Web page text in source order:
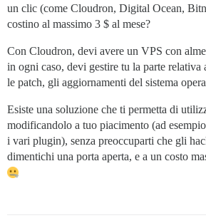
un clic (come Cloudron, Digital Ocean,
costino al massimo 3 $ al mese?
Con Cloudron, devi avere un VPS con
in ogni caso, devi gestire tu la parte relativa
le patch, gli aggiornamenti del sistema
Esiste una soluzione che ti permetta di
modificandolo a tuo piacimento (ad
i vari plugin), senza preoccuparti che gli
dimentichi una porta aperta, e a un costo